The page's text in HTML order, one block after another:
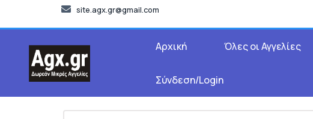
site.agx.gr@gmail.com
Αρχική Όλες οι Αγγελίες
Σύνδεση/Login